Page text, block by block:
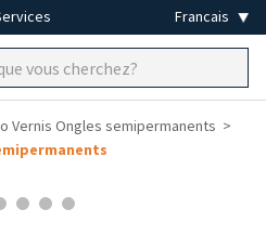
Vernis Ongles semipermanents